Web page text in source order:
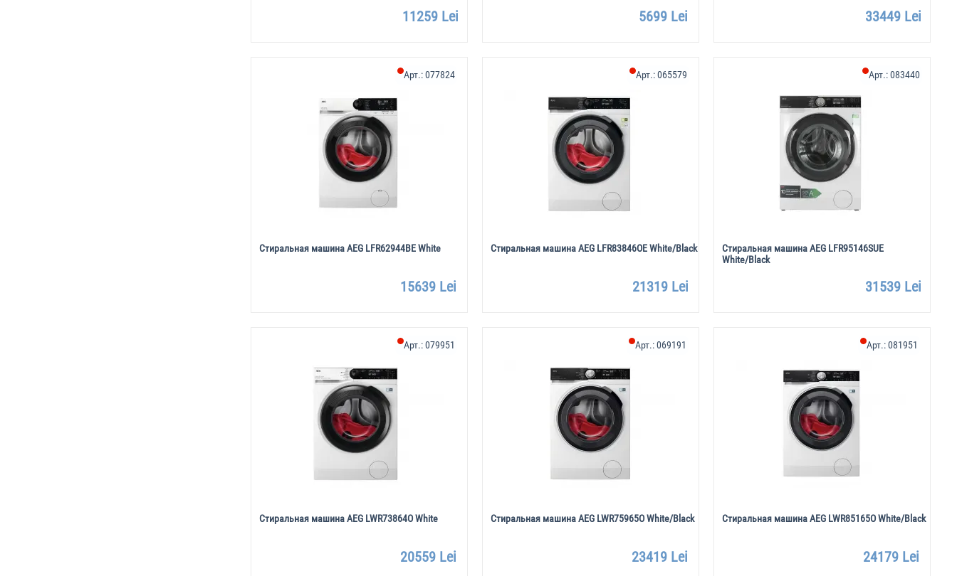
11259 Lei 5699 Lei 33449 Lei
Стиральная машина AEG LFR62944BE White
Арт.:077824
15639 Lei
Стиральная машина AEG LFR83846OE White/Black
Арт.:065579
21319 Lei
Стиральная машина AEG LFR95146SUE
White/Black
Арт.:083440
31539 Lei
Стиральная машина AEG LWR73864O White
Арт.:079951
20559 Lei
Стиральная машина AEG LWR75965O White/Black
Арт.:069191
23419 Lei
Стиральная машина AEG LWR85165O White/Black
Арт.:081951
24179 Lei